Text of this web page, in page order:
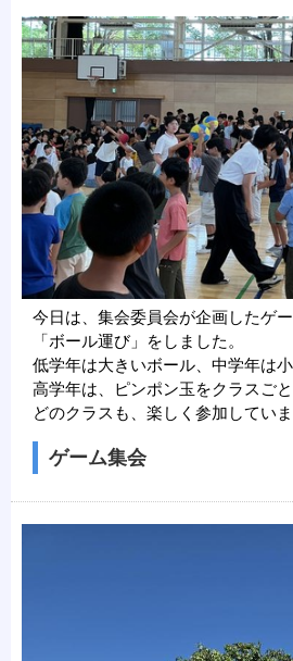
今日は、集会委員会が企画したゲー
「ボール運び」をしました。
低学年は大きいボール、中学年は小
高学年は、ピンポン玉をクラスごと
どのクラスも、楽しく参加していま
ゲーム集会